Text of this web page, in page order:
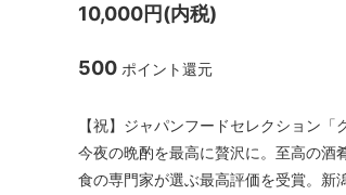
10,000円(内税)
500 ポイント還元
【祝】ジャパンフードセレクション「
今夜の晩酌を最高に贅沢に。至高の酒
食の専門家が選ぶ最高評価を受賞。新